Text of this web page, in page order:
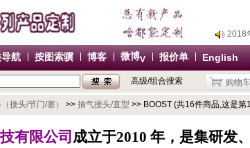
2018
2016
2015
办公
2018
2016
航 按图索骥 博客 微博V 报价单 English
高级/组合搜索 购物
接头/节门/塞） >> 抽气接头/直型 >> BOOST (共16件商品,这是第
有限公司 成立于2010 年，是集研发